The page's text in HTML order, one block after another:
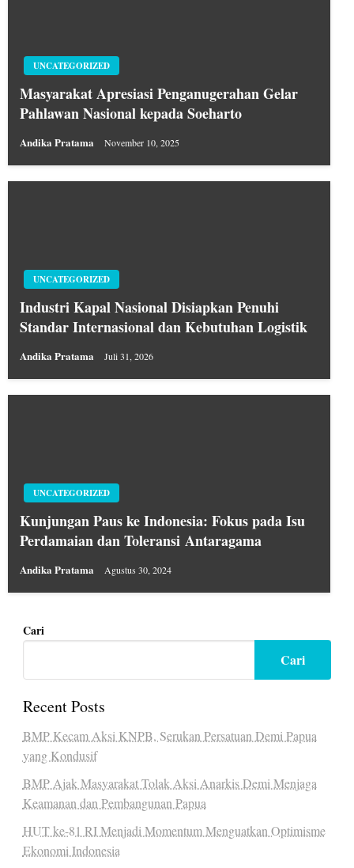
UNCATEGORIZED
Masyarakat Apresiasi Penganugerahan Gelar
Pahlawan Nasional kepada Soeharto
Andika Pratama November 10, 2025
UNCATEGORIZED
Industri Kapal Nasional Disiapkan Penuhi
Standar Internasional dan Kebutuhan Logistik
Andika Pratama Juli 31, 2026
UNCATEGORIZED
Kunjungan Paus ke Indonesia: Fokus pada Isu
Perdamaian dan Toleransi Antaragama
Andika Pratama Agustus 30, 2024
Cari
Cari
Recent Posts
BMP Kecam Aksi KNPB, Serukan Persatuan Demi Papua
yang Kondusif
BMP Ajak Masyarakat Tolak Aksi Anarkis Demi Menjaga
Keamanan dan Pembangunan Papua
HUT ke-81 RI Menjadi Momentum Menguatkan Optimisme
Ekonomi Indonesia